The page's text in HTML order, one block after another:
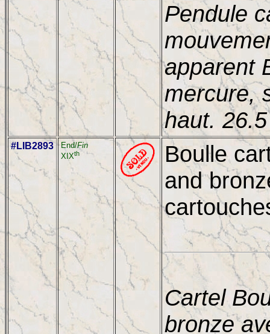
Pendule
apparent
mercure,
haut.
#LIB2893 End/Fin
XIXth
Boulle
and
Cartel
bronze